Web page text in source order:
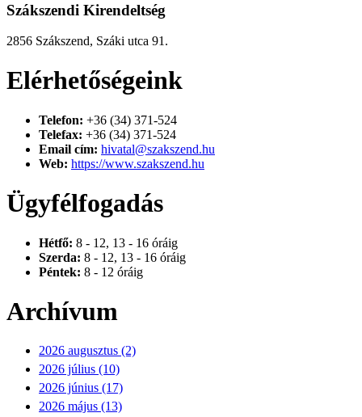
Szákszendi Kirendeltség
2856 Szákszend, Száki utca 91.
Elérhetőségeink
Telefon: +36 (34) 371-524
Telefax: +36 (34) 371-524
Email cím: hivatal@szakszend.hu
Web: https://www.szakszend.hu
Ügyfélfogadás
Hétfő: 8 - 12, 13 - 16 óráig
Szerda: 8 - 12, 13 - 16 óráig
Péntek: 8 - 12 óráig
Archívum
2026 augusztus (2)
2026 július (10)
2026 június (17)
2026 május (13)